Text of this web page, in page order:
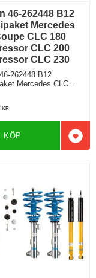
46-262448 B12
Mercedes
CLC 180
CLC 200
CLC 230
262448 B12
Mercedes CLC
Kompressor CLC 230
årsmodell 05 2008 till
06 2011
KR
KÖP